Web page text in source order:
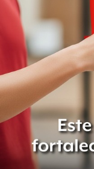
La Alerta Roja
total a la
actividad,
municipales de
permanente,